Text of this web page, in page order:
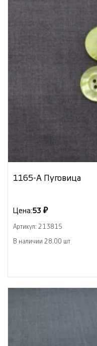
1165-А Пуговица
Цена:53 ₽
Артикул: 213815
В наличии 28.00 шт